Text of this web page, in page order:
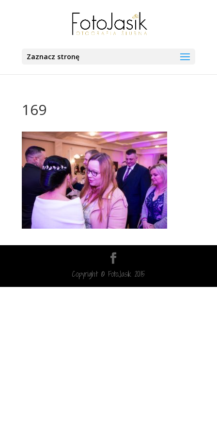
Zaznacz stronę
169
Copyright © FotoJasik 2015